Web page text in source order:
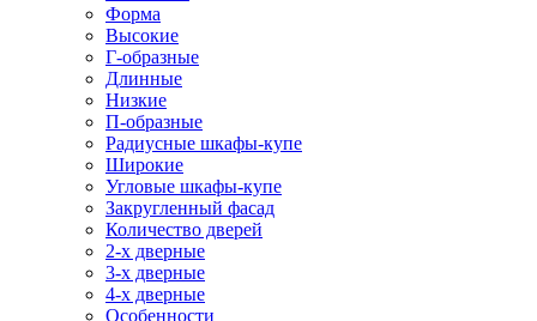
Форма
Высокие
Г-образные
Длинные
Низкие
П-образные
Радиусные шкафы-купе
Широкие
Угловые шкафы-купе
Закругленный фасад
Количество дверей
2-х дверные
3-х дверные
4-х дверные
Особенности